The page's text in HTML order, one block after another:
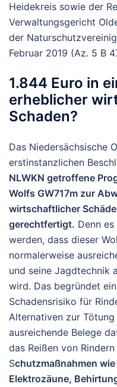
Heidekreis sowie der
Verwaltungsgericht
der
Februar 2019 (Az. 5 B
1.844 Euro in
erheblicher
Schaden?
Das Niedersächsische
erstinstanzlichen
NLWKN getroffene
Wolfs GW717m zur
wirtschaftlicher
gerechtfertigt. Denn
werden, dass dieser
normalerweise
und seine Jagdtechnik
wird. Das begründet
Schadensrisiko für
Alternativen zur
ausreichende Belege
das Reißen von
Schutzmaßnahmen
Elektrozäune,